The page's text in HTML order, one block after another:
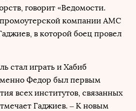
говорит «Ведомости.
компании AMC
в которой боец провел
стал играть и Хабиб
Федор был первым
всех институтов, связанных
Гаджиев. – К новым